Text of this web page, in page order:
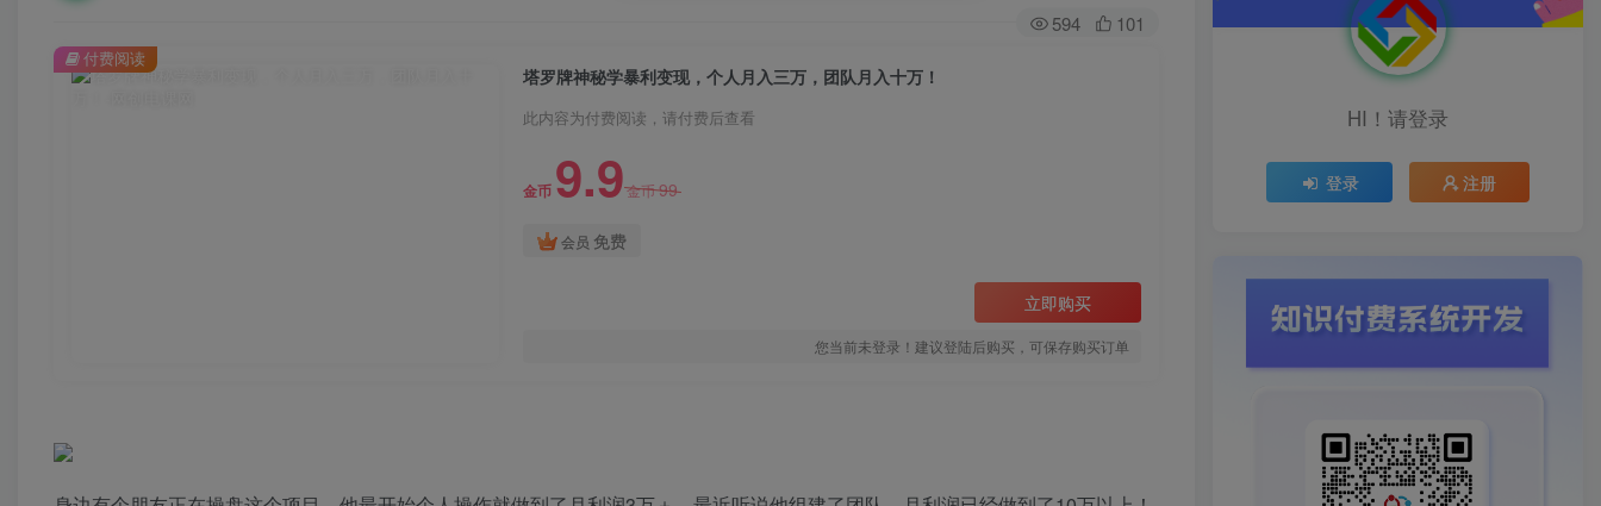
594 101
塔罗牌神秘学暴利变现，个人月入三万，团队月入十万！
此内容为付费阅读，请付费后查看
金币 9.9金币99
会员 免费
立即购买
您当前未登录！建议登陆后购买，可保存购买订单
付费阅读
HI！请登录
登录 注册